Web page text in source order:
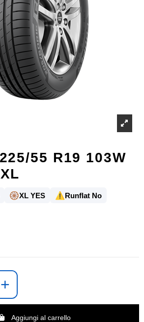
55 R19 103W
🛞XL YES ⚠️Runflat No
+
Aggiungi al carrello